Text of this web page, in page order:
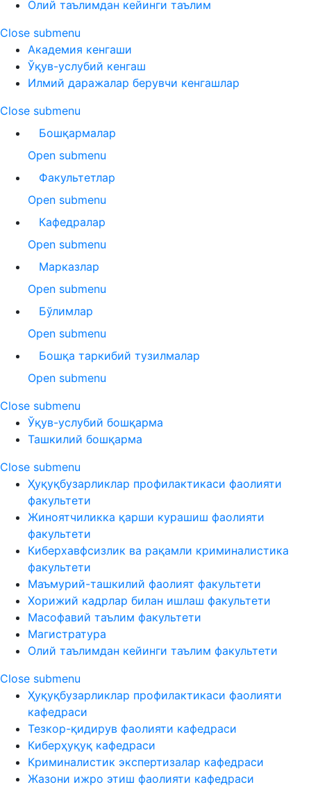
Олий таълимдан кейинги таълим
Close submenu
Академия кенгаши
Ўқув-услубий кенгаш
Илмий даражалар берувчи кенгашлар
Close submenu
Бошқармалар
Open submenu
Факультетлар
Open submenu
Кафедралар
Open submenu
Марказлар
Open submenu
Бўлимлар
Open submenu
Бошқа таркибий тузилмалар
Open submenu
Close submenu
Ўқув-услубий бошқарма
Ташкилий бошқарма
Close submenu
Ҳуқуқбузарликлар профилактикаси фаолияти
факультети
Жиноятчиликка қарши курашиш фаолияти
факультети
Киберхавфсизлик ва рақамли криминалистика
факультети
Маъмурий-ташкилий фаолият факультети
Хорижий кадрлар билан ишлаш факультети
Масофавий таълим факультети
Магистратура
Олий таълимдан кейинги таълим факультети
Close submenu
Ҳуқуқбузарликлар профилактикаси фаолияти
кафедраси
Тезкор-қидирув фаолияти кафедраси
Киберҳуқуқ кафедраси
Криминалистик экспертизалар кафедраси
Жазони ижро этиш фаолияти кафедраси